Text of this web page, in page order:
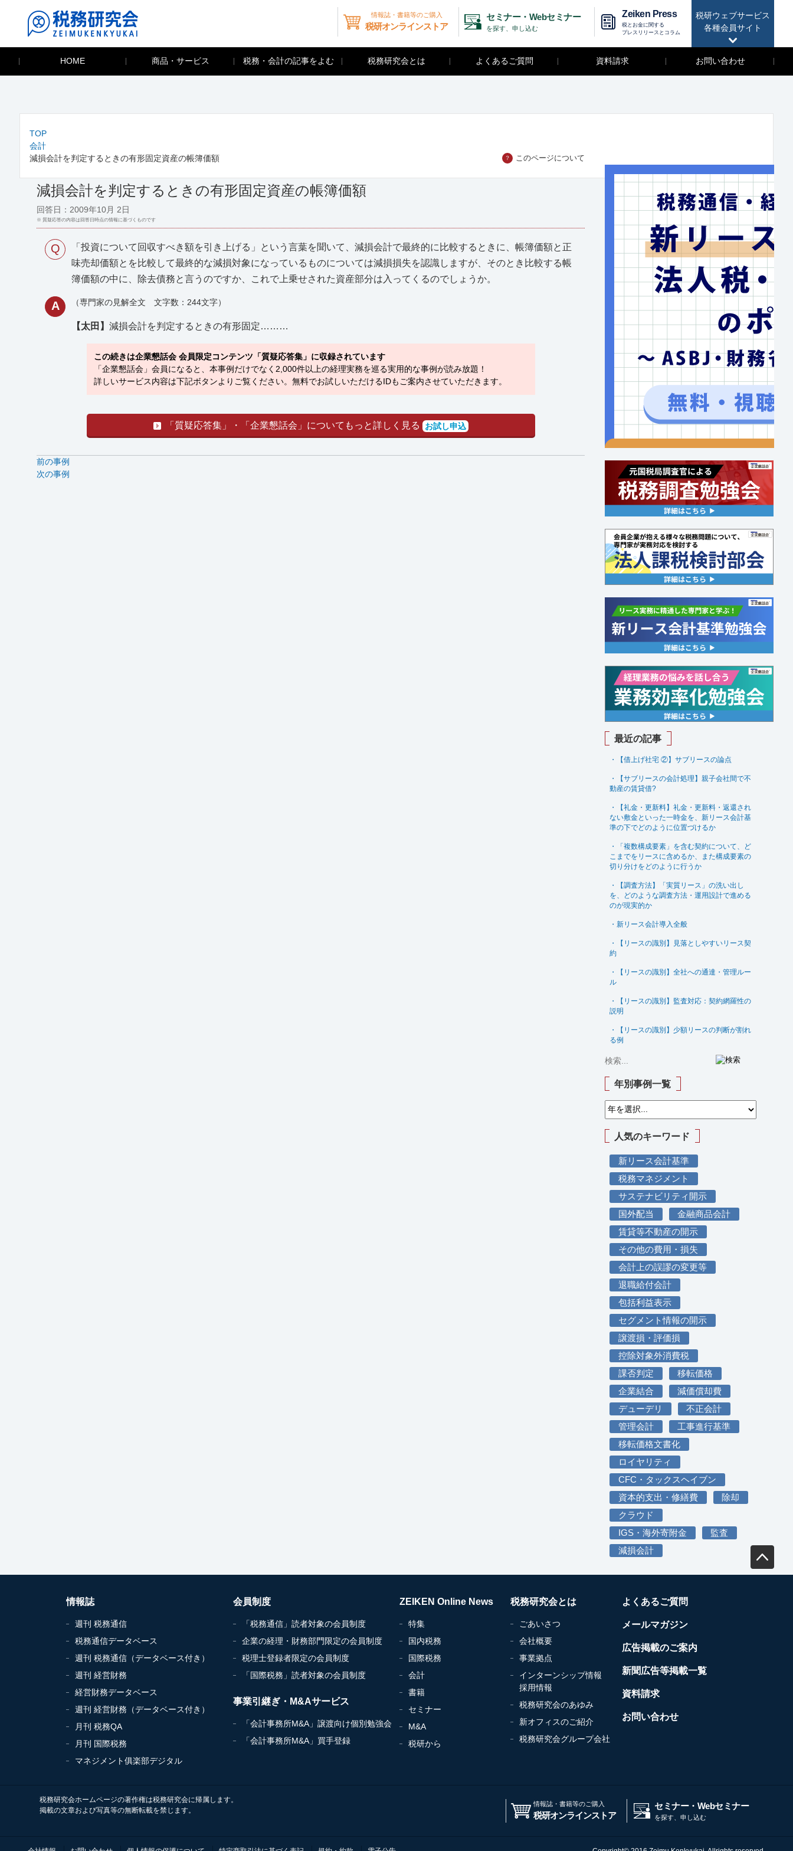
税研ウェブサービス
各種会員サイト
情報誌・書籍等のご購入
税研オンラインストア
セミナー・Webセミナー
を探す、申し込む
Zeiken Press
税とお金に関する
プレスリリースとコラム
HOME 商品・サービス 税務・会計の記事をよむ 税務研究会とは よくあるご質問 資料請求 お問い合わせ
TOP
会計
減損会計を判定するときの有形固定資産の帳簿価額
？ このページについて
減損会計を判定するときの有形固定資産の帳簿価額
回答日：2009年10月 2日
※ 質疑応答の内容は回答日時点の情報に基づくものです
Q
「投資について回収すべき額を引き上げる」という言葉を聞いて、減損会計で最終的に比較するときに、帳簿価額と正
味売却価額とを比較して最終的な減損対象になっているものについては減損損失を認識しますが、そのとき比較する帳
簿価額の中に、除去債務と言うのですか、これで上乗せされた資産部分は入ってくるのでしょうか。
A （専門家の見解全文 文字数：244文字）
【太田】減損会計を判定するときの有形固定………
この続きは企業懇話会 会員限定コンテンツ「質疑応答集」に収録されています
「企業懇話会」会員になると、本事例だけでなく2,000件以上の経理実務を巡る実用的な事例が読み放題！
詳しいサービス内容は下記ボタンよりご覧ください。無料でお試しいただけるIDもご案内させていただきます。
「質疑応答集」・「企業懇話会」についてもっと詳しく見る お試し申込
前の事例
次の事例
最近の記事
・【借上げ社宅 ②】サブリースの論点
・【サブリースの会計処理】親子会社間で不
動産の賃貸借?
・【礼金・更新料】礼金・更新料・返還され
ない敷金といった一時金を、新リース会計基
準の下でどのように位置づけるか
・「複数構成要素」を含む契約について、ど
こまでをリースに含めるか、また構成要素の
切り分けをどのように行うか
・【調査方法】「実質リース」の洗い出し
を、どのような調査方法・運用設計で進める
のが現実的か
・新リース会計導入全般
・【リースの識別】見落としやすいリース契
約
・【リースの識別】全社への通達・管理ルー
ル
・【リースの識別】監査対応：契約網羅性の
説明
・【リースの識別】少額リースの判断が割れ
る例
年別事例一覧
人気のキーワード
新リース会計基準
税務マネジメント
サステナビリティ開示
国外配当
金融商品会計
賃貸等不動産の開示
その他の費用・損失
会計上の誤謬の変更等
退職給付会計
包括利益表示
セグメント情報の開示
譲渡損・評価損
控除対象外消費税
課否判定
移転価格
企業結合
減価償却費
デューデリ
不正会計
管理会計
工事進行基準
移転価格文書化
ロイヤリティ
CFC・タックスヘイブン
資本的支出・修繕費
除却
クラウド
IGS・海外寄附金
監査
減損会計
情報誌
週刊 税務通信
税務通信データベース
週刊 税務通信（データベース付き）
週刊 経営財務
経営財務データベース
週刊 経営財務（データベース付き）
月刊 税務QA
月刊 国際税務
マネジメント俱楽部デジタル
会員制度
「税務通信」読者対象の会員制度
企業の経理・財務部門限定の会員制度
税理士登録者限定の会員制度
「国際税務」読者対象の会員制度
事業引継ぎ・M&Aサービス
「会計事務所M&A」譲渡向け個別勉強会
「会計事務所M&A」買手登録
ZEIKEN Online News
特集
国内税務
国際税務
会計
書籍
セミナー
M&A
税研から
税務研究会とは
ごあいさつ
会社概要
事業拠点
インターンシップ情報
採用情報
税務研究会のあゆみ
新オフィスのご紹介
税務研究会グループ会社
よくあるご質問
メールマガジン
広告掲載のご案内
新聞広告等掲載一覧
資料請求
お問い合わせ
税務研究会ホームページの著作権は税務研究会に帰属します。
掲載の文章および写真等の無断転載を禁じます。
情報誌・書籍等のご購入
税研オンラインストア
セミナー・Webセミナー
を探す、申し込む